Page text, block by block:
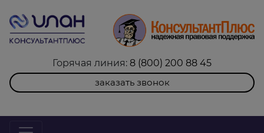
Горячая линия: 8 (800) 200 88 45
заказать звонок